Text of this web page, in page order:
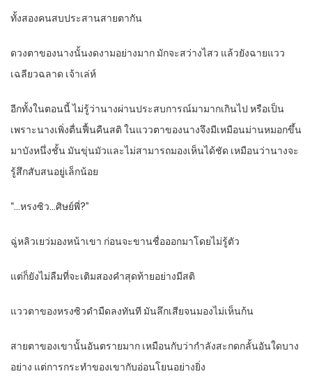
ทั้งสองคนสบประสานสายตากัน
ดวงตาของนางนั้นงดงามอย่างมาก มักจะสว่างไสว แล้วยังฉายแวว
เฉลียวฉลาด เจ้าเล่ห์
อีกทั้งในตอนนี้ ไม่รู้ว่านางผ่านประสบการณ์มามากเกินไป หรือเป็น
เพราะนางเพิ่งตื่นฟื้นคืนสติ ในแววตาของนางจึงมีเหมือนม่านหมอกขึ้น
มาบังหนึ่งชั้น มันขุ่นมัวและไม่สามารถมองเห็นได้ชัด เหมือนว่านางจะ
รู้สึกสับสนอยู่เล็กน้อย
“…หรงซิว…ศิษย์พี่?”
ฉู่หลิวเยว่มองหน้าเขา ก่อนจะขานชื่อออกมาโดยไม่รู้ตัว
แต่ก็ยังไม่ลืมที่จะเติมสองคำสุดท้ายอย่างมีสติ
แววตาของหรงซิวดำมืดลงทันที มันลึกเสียจนมองไม่เห็นก้น
สายตาของเขานั้นอันตรายมาก เหมือนกับว่ากำลังสะกดกลั้นอันใดบาง
อย่าง แต่การกระทำของเขากับอ่อนโยนอย่างยิ่ง